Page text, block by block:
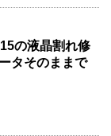
の液晶割れ修
タそのままで